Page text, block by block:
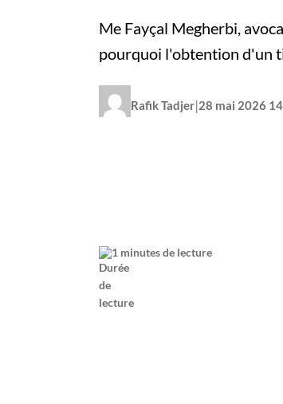
Me Fayçal Megherbi,
pourquoi l'obtention d'un
Rafik Tadjer|28 mai 2026
1 minutes de lecture